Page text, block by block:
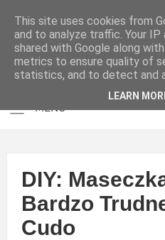
DIY:
Bardzo
Cudo
This site uses cookies from
and to analyze traffic. Your
shared with Google along
metrics to ensure quality of
statistics, and to detect and
LEARN